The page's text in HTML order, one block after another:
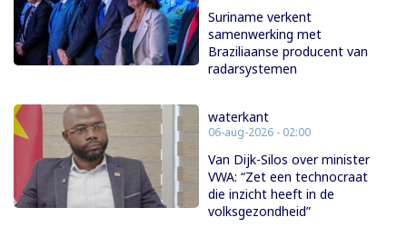
Suriname verkent
samenwerking met
Braziliaanse producent van
radarsystemen
waterkant
06-aug-2026 - 02:00
Van Dijk-Silos over minister
VWA: “Zet een technocraat
die inzicht heeft in de
volksgezondheid”